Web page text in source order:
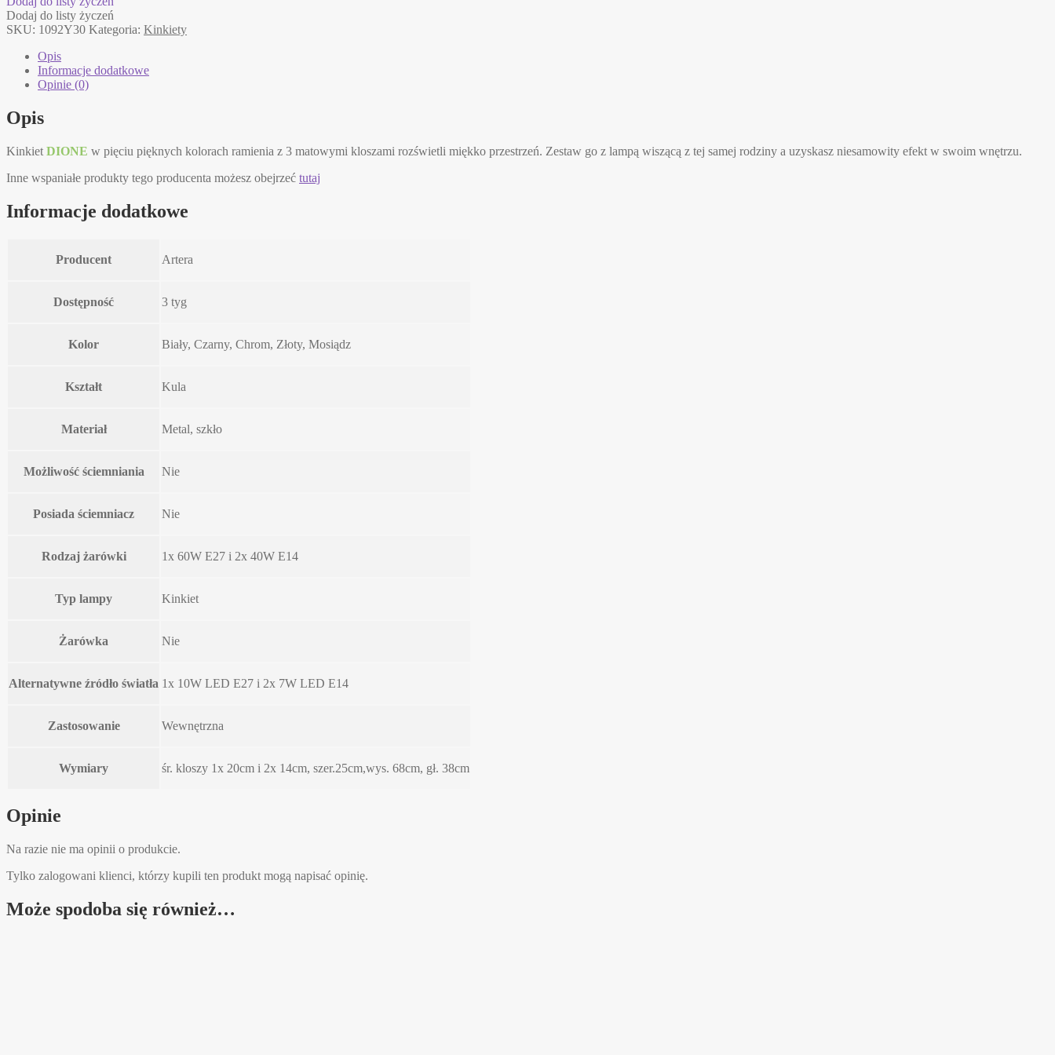
Artera
kinkiet
Dodaj do listy życzeń
SKU: 1092Y30 Kategoria: Kinkiety
Opis
Informacje dodatkowe
Opinie (0)
Opis
Kinkiet DIONE w pięciu pięknych kolorach ramienia z 3 matowymi kloszami rozświetli miękko przestrzeń. Zestaw go z lampą wiszącą z tej samej rodziny a uzyskasz niesamowity efekt w swoim wnętrzu.
Inne wspaniałe produkty tego producenta możesz obejrzeć tutaj
Informacje dodatkowe
Producent Artera
Dostępność 3 tyg
Kolor Biały, Czarny, Chrom, Złoty, Mosiądz
Kształt Kula
Materiał Metal, szkło
Możliwość ściemniania Nie
Posiada ściemniacz Nie
Rodzaj żarówki 1x 60W E27 i 2x 40W E14
Typ lampy Kinkiet
Żarówka Nie
Alternatywne źródło światła 1x 10W LED E27 i 2x 7W LED E14
Zastosowanie Wewnętrzna
Wymiary śr. kloszy 1x 20cm i 2x 14cm, szer.25cm,wys. 68cm, gł. 38cm
Opinie
Na razie nie ma opinii o produkcie.
Tylko zalogowani klienci, którzy kupili ten produkt mogą napisać opinię.
Może spodoba się również…